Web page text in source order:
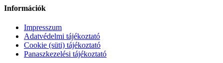
Információk
Impresszum
Adatvédelmi tájékoztató
Cookie (süti) tájékoztató
Panaszkezelési tájékoztató